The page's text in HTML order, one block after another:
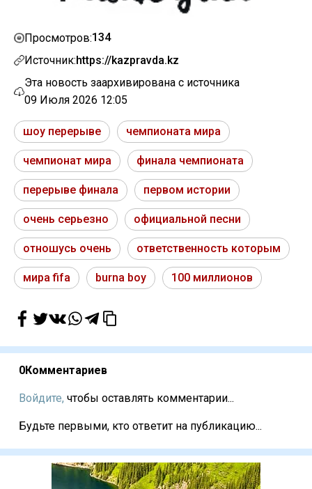
Просмотров:134
Источник:https://kazpravda.kz
Эта новость заархивирована с источника
09 Июля 2026 12:05
шоу перерыве чемпионата мира
чемпионат мира финала чемпионата
перерыве финала первом истории
очень серьезно официальной песни
отношусь очень ответственность которым
мира fifa burna boy 100 миллионов
0Комментариев
Войдите, чтобы оставлять комментарии...
Будьте первыми, кто ответит на публикацию...